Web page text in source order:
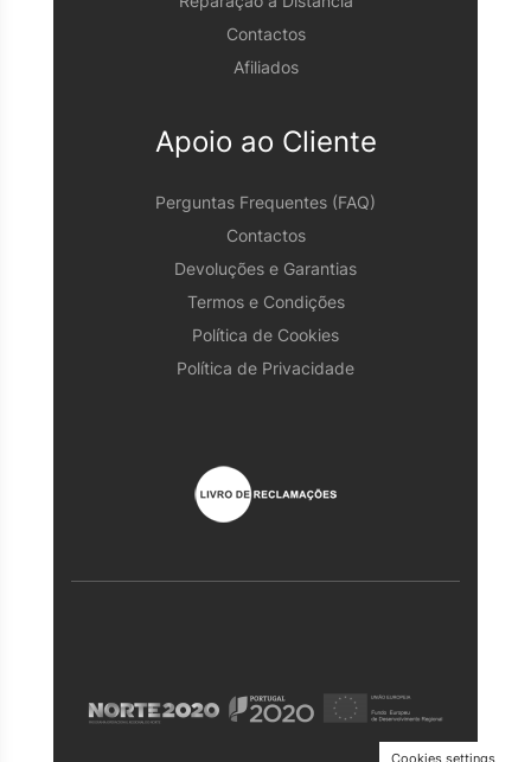
Contactos
Afiliados
Apoio ao Cliente
Perguntas Frequentes (FAQ)
Contactos
Devoluções e Garantias
Termos e Condições
Política de Cookies
Política de Privacidade
Cookies settings